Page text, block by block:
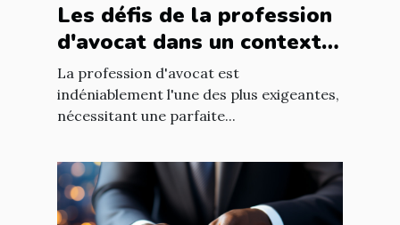
Les défis de la profession
d'avocat dans un contexte
international à Nantes
La profession d'avocat est
indéniablement l'une des plus exigeantes,
nécessitant une parfaite...